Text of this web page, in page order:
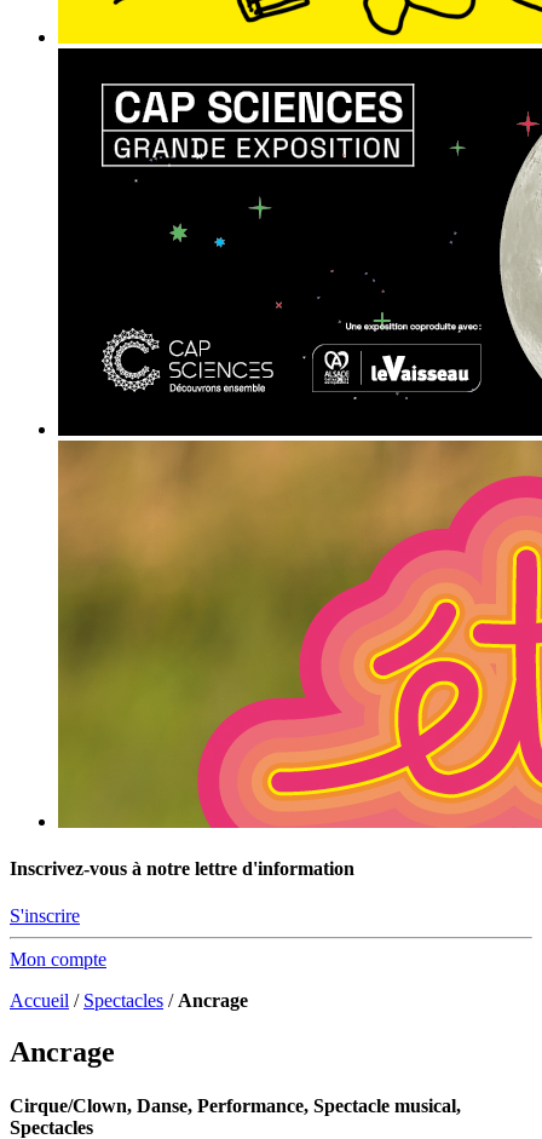
Inscrivez-vous à notre lettre d'information
S'inscrire
Mon compte
Accueil / Spectacles /Ancrage
Ancrage
Cirque/Clown, Danse, Performance, Spectacle musical,
Spectacles